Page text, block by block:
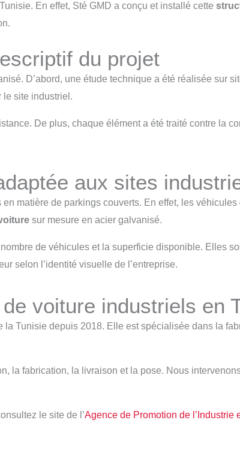
En effet, Sté GMD a conçu et installé cette
du projet
D’abord, une étude technique a été réalisée sur
le site industriel.
De plus, chaque élément a été traité contre la
aux sites
matière de parkings couverts. En effet, les
sur mesure en acier galvanisé.
de véhicules et la superficie disponible. Elles
selon l’identité visuelle de l’entreprise.
voiture industriels en
Tunisie depuis 2018. Elle est spécialisée dans la
la fabrication, la livraison et la pose. Nous
le site de l’Agence de Promotion de l’Industrie